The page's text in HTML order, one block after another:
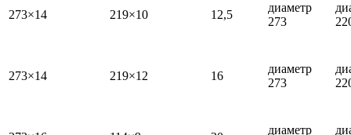
273×14 219×10 12,5
диаметр
273
273×14 219×12 16
диаметр
273
диаметр